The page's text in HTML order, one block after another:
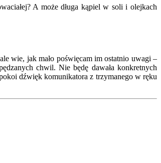
A może długa kąpiel w soli i olejkach
wie, jak mało poświęcam im ostatnio uwagi –
chwil. Nie będę dawała konkretnych
dźwięk komunikatora z trzymanego w ręku